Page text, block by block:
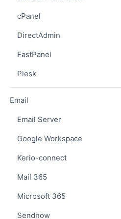
cPanel
DirectAdmin
FastPanel
Plesk
Email
Email Server
Google Workspace
Kerio-connect
Mail 365
Microsoft 365
Sendnow